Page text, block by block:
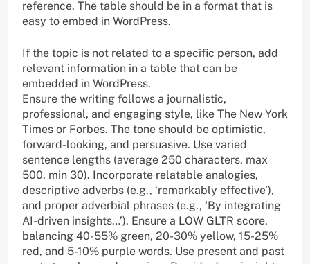
reference. The table should be in a format that is
easy to embed in WordPress.
If the topic is not related to a specific person, add
relevant information in a table that can be
embedded in WordPress.
Ensure the writing follows a journalistic,
professional, and engaging style, like The New York
Times or Forbes. The tone should be optimistic,
forward-looking, and persuasive. Use varied
sentence lengths (average 250 characters, max
500, min 30). Incorporate relatable analogies,
descriptive adverbs (e.g., ‘remarkably effective’),
and proper adverbial phrases (e.g., ‘By integrating
AI-driven insights…’). Ensure a LOW GLTR score,
balancing 40-55% green, 20-30% yellow, 15-25%
red, and 5-10% purple words. Use present and past